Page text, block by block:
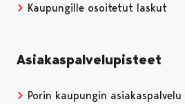
Kaupungille osoitetut laskut
Asiakaspalvelupisteet
Porin kaupungin asiakaspalvelu